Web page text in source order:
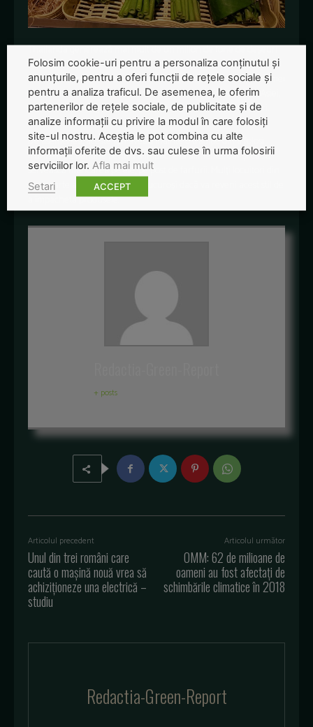
Thailanda generează mai mult de un milion de tone de deșeuri
de plastic pe an și este al șaselea cel mai mare poluator al
oceanelor, potrivit Greenpeace. Totuși, conștientizarea problemei
deșeurilor din plastic a luat amploare în țările din sud-estul Asiei,
iar mai multe magazinefac eforturi să reducă aceste deșeuri.
De asemenea, aceste țări aveau înainte o tradiție din a folosi
frunzele de banane pentru a împacheta alimente, dar și ca să
servească mâncarea pe ele, pe post de farfurii. Mulți locuitori din
acea parte a lumii se declară bucuroși dacă va reveni acest stil de
a împacheta produsele.
+ posts
Articolul precedent
Unul din trei români care
caută o maşină nouă vrea să
achiziţioneze una electrică –
studiu
Articolul următor
OMM: 62 de milioane de
oameni au fost afectați de
schimbările climatice în 2018
Redactia-Green-Report
Folosim cookie-uri pentru a personaliza conținutul și
anunțurile, pentru a oferi funcții de rețele sociale și
pentru a analiza traficul. De asemenea, le oferim
partenerilor de rețele sociale, de publicitate și de
analize informații cu privire la modul în care folosiți
site-ul nostru. Aceștia le pot combina cu alte
informații oferite de dvs. sau culese în urma folosirii
serviciilor lor. Afla mai mult
Setari
ACCEPT